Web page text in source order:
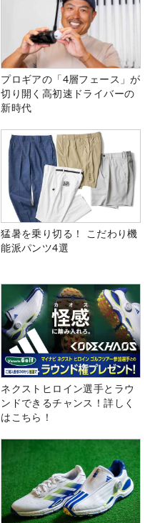
プロギアの「4層フェース」が
切り開く高初速ドライバーの
新時代
猛暑を乗り切る！ こだわり機
能派パンツ4選
ネクストヒロイン選手とラウ
ンドできるチャンス！詳しく
はこちら！